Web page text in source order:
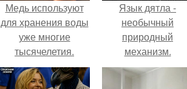
Медь используют
для хранения воды
уже многие
тысячелетия.
Язык дятла -
необычный
природный
механизм.